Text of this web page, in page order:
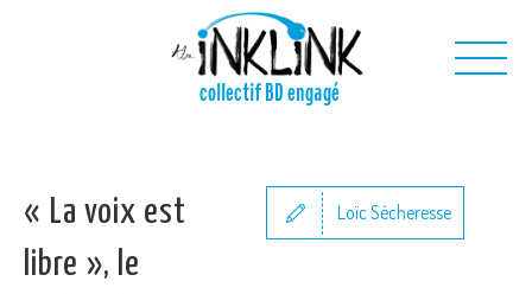
collectif BD engagé
Nos projets
« La voix est
libre », le
Loïc Sécheresse